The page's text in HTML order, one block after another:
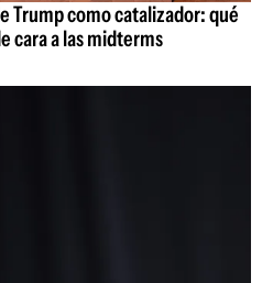
Trump como catalizador: qué
cara a las midterms